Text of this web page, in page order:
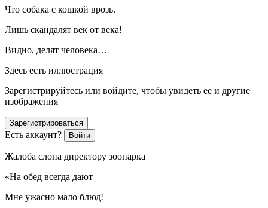
Что собака с кошкой врозь.
Лишь скандалят век от века!
Видно, делят человека…
Здесь есть иллюстрация
Зарегистрируйтесь или войдите, чтобы увидеть ее и другие
изображения
Зарегистрироваться
Есть аккаунт? Войти
Жалоба слона директору зоопарка
«На обед всегда дают
Мне ужасно мало блюд!